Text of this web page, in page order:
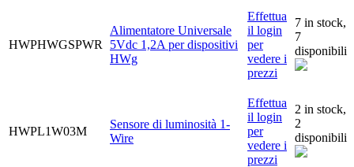
HWPHWGSPWR
Alimentatore Universale
5Vdc 1,2A per dispositivi
HWg
Effettua
il login
per
vedere i
prezzi
7 in stock,
7
disponibili
HWPL1W03M
Sensore di luminosità 1-
Wire
Effettua
il login
per
vedere i
prezzi
2 in stock,
2
disponibili